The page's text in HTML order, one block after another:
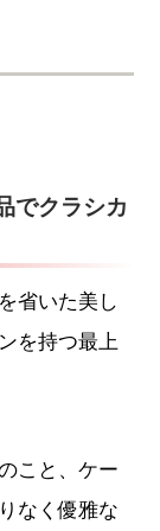
でクラシカ
省いた美し
を持つ最上
こと、ケー
なく優雅な